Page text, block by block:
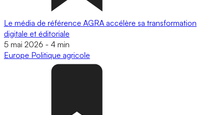
Le média de référence AGRA accélère sa transformation
digitale et éditoriale
5 mai 2026 - 4 min
Europe Politique agricole